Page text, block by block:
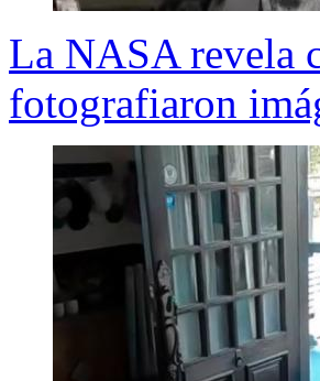
La NASA revela
fotografiaron